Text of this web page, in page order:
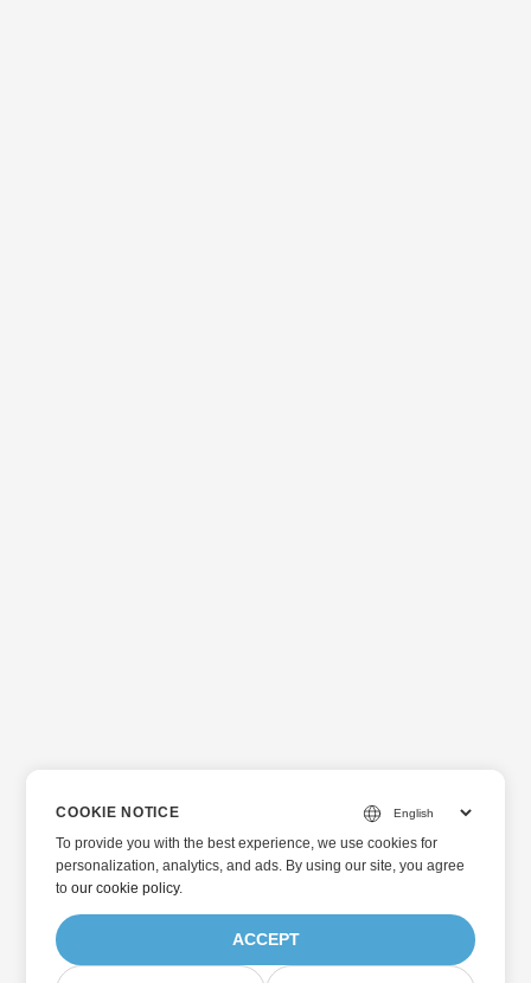
COOKIE NOTICE
To provide you with the best experience, we use cookies for
personalization, analytics, and ads. By using our site, you agree
toour cookie policy.
ACCEPT